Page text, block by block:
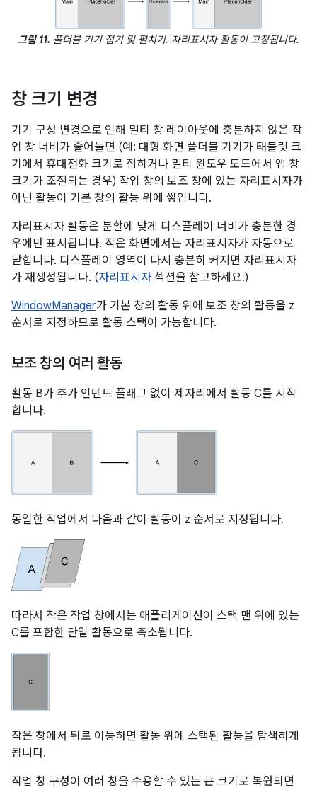
그림 11. 폴더블 기기 접기 및 펼치기. 자리표시자 활동이 고정됩니다.
창 크기 변경
기기 구성 변경으로 인해 멀티 창 레이아웃에 충분하지 않은 작
업 창 너비가 줄어들면 (예: 대형 화면 폴더블 기기가 태블릿 크
기에서 휴대전화 크기로 접히거나 멀티 윈도우 모드에서 앱 창
크기가 조절되는 경우) 작업 창의 보조 창에 있는 자리표시자가
아닌 활동이 기본 창의 활동 위에 쌓입니다.
자리표시자 활동은 분할에 맞게 디스플레이 너비가 충분한 경
우에만 표시됩니다. 작은 화면에서는 자리표시자가 자동으로
닫힙니다. 디스플레이 영역이 다시 충분히 커지면 자리표시자
가 재생성됩니다. (자리표시자 섹션을 참고하세요.)
WindowManager가 기본 창의 활동 위에 보조 창의 활동을 z
순서로 지정하므로 활동 스택이 가능합니다.
보조 창의 여러 활동
활동 B가 추가 인텐트 플래그 없이 제자리에서 활동 C를 시작
합니다.
동일한 작업에서 다음과 같이 활동이 z 순서로 지정됩니다.
따라서 작은 작업 창에서는 애플리케이션이 스택 맨 위에 있는
C를 포함한 단일 활동으로 축소됩니다.
작은 창에서 뒤로 이동하면 활동 위에 스택된 활동을 탐색하게
됩니다.
작업 창 구성이 여러 창을 수용할 수 있는 큰 크기로 복원되면